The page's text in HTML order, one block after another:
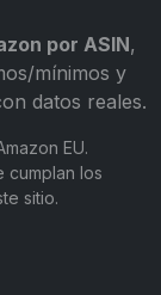
por ASIN,
mínimos y
datos reales.
EU.
cumplan los
sitio.